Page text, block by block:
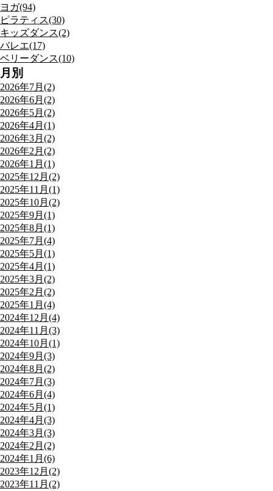
ヨガ(94)
ピラティス(30)
キッズダンス(2)
バレエ(17)
ベリーダンス(10)
月別
2026年7月(2)
2026年6月(2)
2026年5月(2)
2026年4月(1)
2026年3月(2)
2026年2月(2)
2026年1月(1)
2025年12月(2)
2025年11月(1)
2025年10月(2)
2025年9月(1)
2025年8月(1)
2025年7月(4)
2025年5月(1)
2025年4月(1)
2025年3月(2)
2025年2月(2)
2025年1月(4)
2024年12月(4)
2024年11月(3)
2024年10月(1)
2024年9月(3)
2024年8月(2)
2024年7月(3)
2024年6月(4)
2024年5月(1)
2024年4月(3)
2024年3月(3)
2024年2月(2)
2024年1月(6)
2023年12月(2)
2023年11月(2)